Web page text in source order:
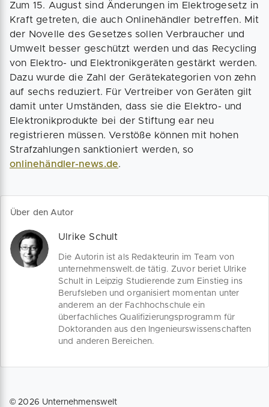
Zum 15. August sind Änderungen im Elektrogesetz in
Kraft getreten, die auch Onlinehändler betreffen. Mit
der Novelle des Gesetzes sollen Verbraucher und
Umwelt besser geschützt werden und das Recycling
von Elektro- und Elektronikgeräten gestärkt werden.
Dazu wurde die Zahl der Gerätekategorien von zehn
auf sechs reduziert. Für Vertreiber von Geräten gilt
damit unter Umständen, dass sie die Elektro- und
Elektronikprodukte bei der Stiftung ear neu
registrieren müssen. Verstöße können mit hohen
Strafzahlungen sanktioniert werden, so
onlinehändler-news.de.
Über den Autor
Ulrike Schult
Die Autorin ist als Redakteurin im Team von
unternehmenswelt.de tätig. Zuvor beriet Ulrike
Schult in Leipzig Studierende zum Einstieg ins
Berufsleben und organisiert momentan unter
anderem an der Fachhochschule ein
überfachliches Qualifizierungsprogramm für
Doktoranden aus den Ingenieurswissenschaften
und anderen Bereichen.
©2026 Unternehmenswelt